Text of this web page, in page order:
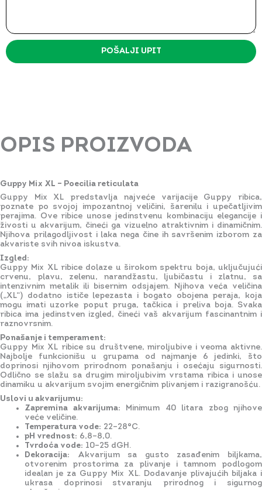
POŠALJI UPIT
OPIS PROIZVODA
Guppy Mix XL – Poecilia reticulata
Guppy Mix XL predstavlja najveće varijacije Guppy ribica,
poznate po svojoj impozantnoj veličini, šarenilu i upečatljivim
perajima. Ove ribice unose jedinstvenu kombinaciju elegancije i
živosti u akvarijum, čineći ga vizuelno atraktivnim i dinamičnim.
Njihova prilagodljivost i laka nega čine ih savršenim izborom za
akvariste svih nivoa iskustva.
Izgled:
Guppy Mix XL ribice dolaze u širokom spektru boja, uključujući
crvenu, plavu, zelenu, narandžastu, ljubičastu i zlatnu, sa
intenzivnim metalik ili bisernim odsjajem. Njihova veća veličina
(„XL“) dodatno ističe lepezasta i bogato obojena peraja, koja
mogu imati uzorke poput pruga, tačkica i preliva boja. Svaka
ribica ima jedinstven izgled, čineći vaš akvarijum fascinantnim i
raznovrsnim.
Ponašanje i temperament:
Guppy Mix XL ribice su društvene, miroljubive i veoma aktivne.
Najbolje funkcionišu u grupama od najmanje 6 jedinki, što
doprinosi njihovom prirodnom ponašanju i osećaju sigurnosti.
Odlično se slažu sa drugim miroljubivim vrstama ribica i unose
dinamiku u akvarijum svojim energičnim plivanjem i razigranošću.
Uslovi u akvarijumu:
Zapremina akvarijuma: Minimum 40 litara zbog njihove
veće veličine.
Temperatura vode: 22–28°C.
pH vrednost: 6,8–8,0.
Tvrdoća vode: 10–25 dGH.
Dekoracija: Akvarijum sa gusto zasađenim biljkama,
otvorenim prostorima za plivanje i tamnom podlogom
idealan je za Guppy Mix XL. Dodavanje plivajućih biljaka i
ukrasa doprinosi stvaranju prirodnog i sigurnog